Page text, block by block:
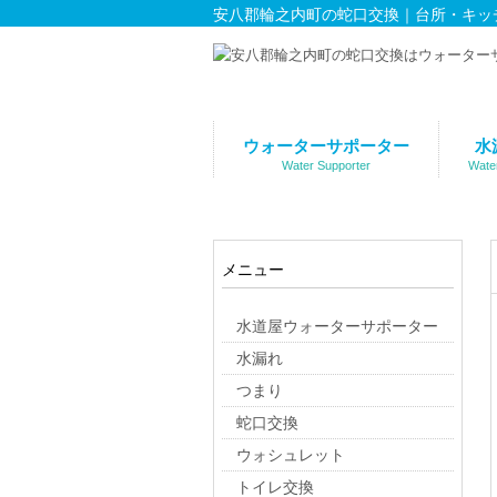
安八郡輪之内町の蛇口交換｜台所・キ
ウォーターサポーター
Water Supporter
水
メニュー
水道屋ウォーターサポーター
水漏れ
つまり
蛇口交換
ウォシュレット
トイレ交換